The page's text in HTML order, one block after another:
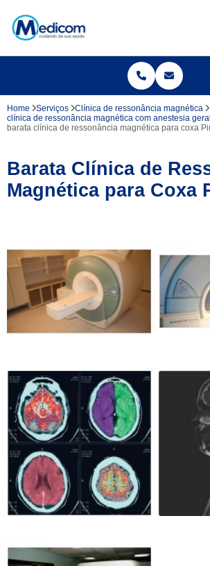
Home Serviços
Clínica de ressonância magnética
clínica de ressonância magnética com anestesia geral
barata clínica de ressonância magnética para coxa
Barata Clínica de
Magnética para Coxa